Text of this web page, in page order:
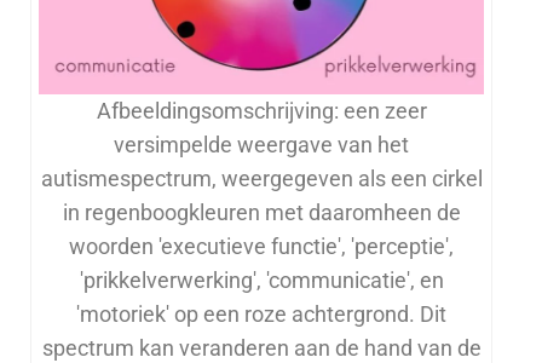
Afbeeldingsomschrijving: een zeer
versimpelde weergave van het
autismespectrum, weergegeven als een cirkel
in regenboogkleuren met daaromheen de
woorden 'executieve functie', 'perceptie',
'prikkelverwerking', 'communicatie', en
'motoriek' op een roze achtergrond. Dit
spectrum kan veranderen aan de hand van de